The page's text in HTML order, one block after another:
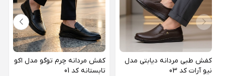
کفش طبی مردانه دیابتی مدل
نیو آرات کد 03
کفش مردانه چرم توگو مدل اکو
تابستانه کد 01